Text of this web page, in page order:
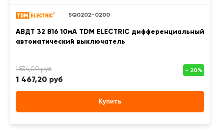
SQ0202-0200
АВДТ 32 B16 10мА TDM ELECTRIC дифференциальный
автоматический выключатель
1 467,20 руб
Купить